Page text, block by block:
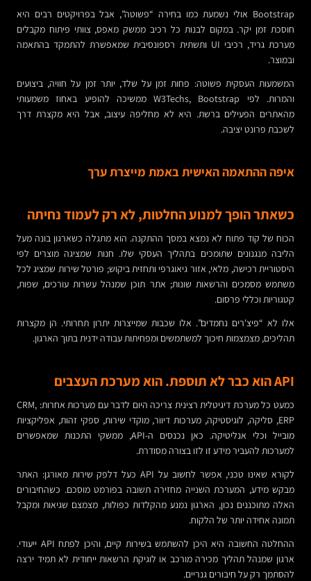
Bootstrap אולי נשמעת כמו בחירה “פשוטה”, אבל בפרויקטים רבים היא
חוסכת זמן יקר. במקום לבנות כל רכיב ממשק מאפס, צוותי פיתוח מקבלים
מערכת גריד, רכיבי UI ותשתית רספונסיבית שמאפשרת להתמקד בהתאמה
ובמוצר.
המשמעות העסקית פשוטה: פחות זמן על שלד, יותר זמן על חוויה, ביצועים
והמרות. לפי W3Techs, Bootstrap ממשיכה להופיע באחוז משמעותי
מהאתרים הפעילים ברשת. היא לא מחליפה עיצוב, אבל היא מקצרת דרך
לשכבת פרונט יציבה.
איפה ההתאמה האישית באמת מייצרת ערך
כשאתר הופך למנוע החלטות, לא רק לעמוד נחיתה
הכוח של קוד פתוח לא נמצא במסך ההתקנה. הוא מתגלה כשארגון בונה מעל
הליבה מנגנונים שתומכים בתהליך העסקי שלו. חנות שמציגה מוצרים לפי
היסטוריית רכישה, מלאי, אזור גיאוגרפי ותחזית ביקוש; פורטל שירות שמציג לכל
משתמש מסמכים והרשאות שונות; אתר תוכן שמנהל עשרות עורכים, שפות,
קטגוריות וכללי פרסום.
אלו לא “פיצ'רים נחמדים”. אלו שכבות שמייצרות יתרון תחרותי. הן מקצרות
תהליכים, מצמצמות חיכוך למשתמשים ומפחיתות עבודה ידנית בתוך הארגון.
API הוא כבר לא תוספת. הוא מערכת העצבים
כמעט כל מערכת דיגיטלית רצינית צריכה היום לדבר עם מערכות אחרות: CRM,
ERP, סליקה, לוגיסטיקה, מערכות דיוור, מוקדי שירות, ספקי זהות, אפליקציות
מובייל וכלי אנליטיקה. כאן נכנסים ה-API, ממשקי התכנות שמאפשרים
למערכות להעביר מידע זו לזו בצורה מסודרת.
לקורא שאינו טכני, אפשר לחשוב על API כעל דלפק שירות מאורגן: האתר
מבקש מידע, המערכת השנייה מחזירה תשובה בפורמט מוסכם. כשהחיבורים
האלה מתוכננים נכון, הארגון נמנע מהקלדות כפולות, מצמצם שגיאות ומקבל
תמונה אחידה יותר של הלקוח.
ההחלטה החשובה היא היכן להשתמש בשירות קיים, והיכן לפתח API ייעודי.
ארגון שמנהל תהליך מכירה מורכב או לוגיקת הרשאות ייחודית לא תמיד ירצה
להסתמך רק על חיבורים גנריים.